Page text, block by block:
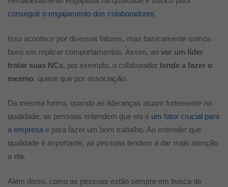
conseguir o engajamento dos colaboradores.
Isso acontece por diversos fatores, mas basicamente somos
bons em replicar comportamentos. Assim, ao ver um líder
tratar suas NCs, por exemplo, o colaborador tende a fazer o
mesmo, quase que por associação.
Da mesma forma, quando as lideranças atuam fortemente na
qualidade, as pessoas entendem que ela é um fator crucial para
a empresa e para fazer um bom trabalho. Ao entender que
qualidade é importante, as pessoas tendem a dar mais atenção
a ela.
Além disso, como as pessoas estão sempre em busca de